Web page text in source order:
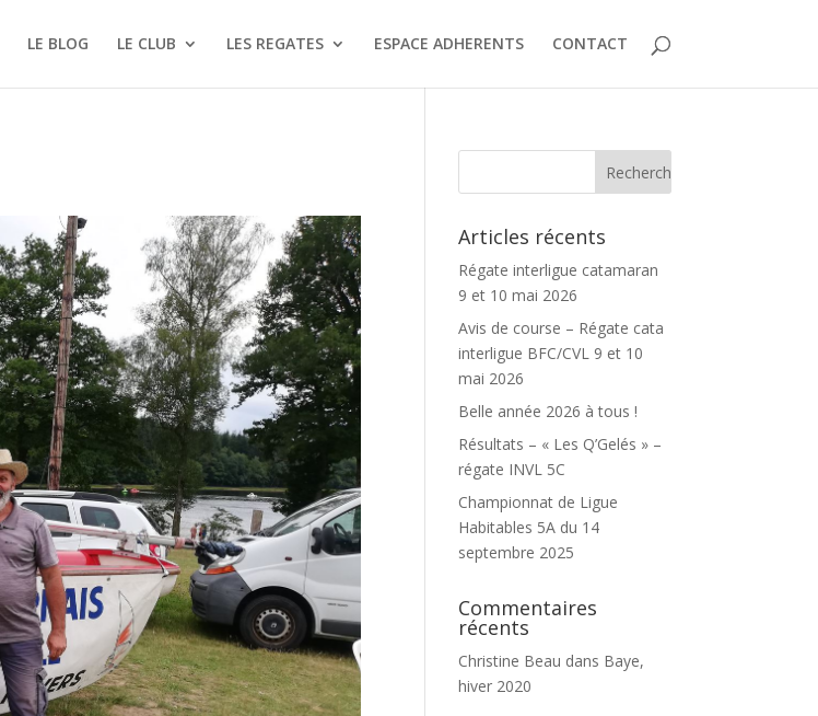
LE BLOG LE CLUB LES REGATES ESPACE ADHERENTS CONTACT
Articles récents
Régate interligue catamaran
9 et 10 mai 2026
Avis de course – Régate cata
interligue BFC/CVL 9 et 10
mai 2026
Belle année 2026 à tous !
Résultats – « Les Q’Gelés » –
régate INVL 5C
Championnat de Ligue
Habitables 5A du 14
septembre 2025
Commentaires
récents
Christine Beau dans Baye,
hiver 2020